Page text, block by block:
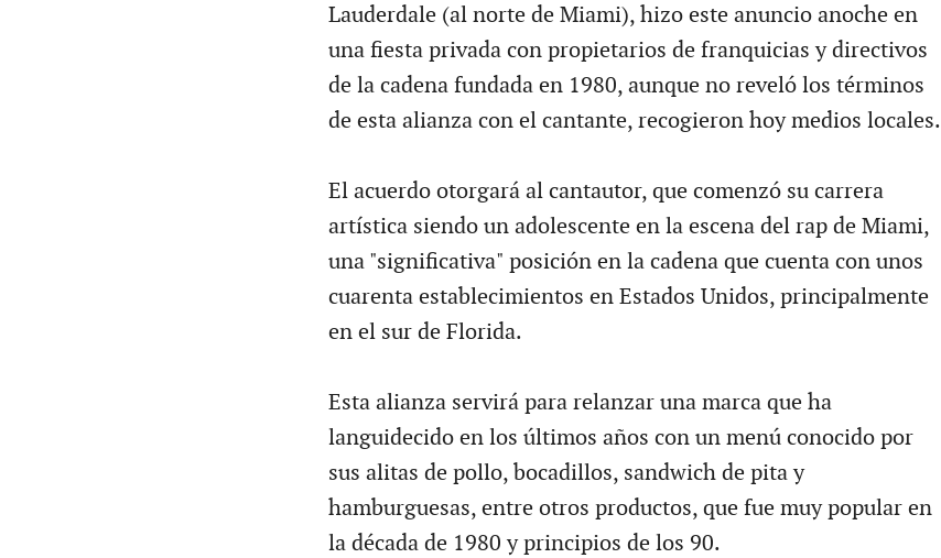
Lauderdale (al norte de Miami), hizo este anuncio anoche en
una fiesta privada con propietarios de franquicias y directivos
de la cadena fundada en 1980, aunque no reveló los términos
de esta alianza con el cantante, recogieron hoy medios locales.
El acuerdo otorgará al cantautor, que comenzó su carrera
artística siendo un adolescente en la escena del rap de Miami,
una "significativa" posición en la cadena que cuenta con unos
cuarenta establecimientos en Estados Unidos, principalmente
en el sur de Florida.
Esta alianza servirá para relanzar una marca que ha
languidecido en los últimos años con un menú conocido por
sus alitas de pollo, bocadillos, sandwich de pita y
hamburguesas, entre otros productos, que fue muy popular en
la década de 1980 y principios de los 90.